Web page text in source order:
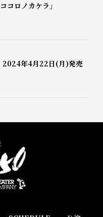
ロノカケラ」
2024年4月22日(月)発売